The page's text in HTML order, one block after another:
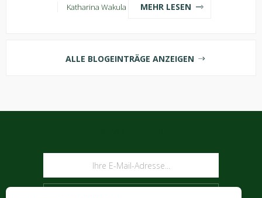
Katharina Wakula MEHR LESEN
ALLE BLOGEINTRÄGE ANZEIGEN